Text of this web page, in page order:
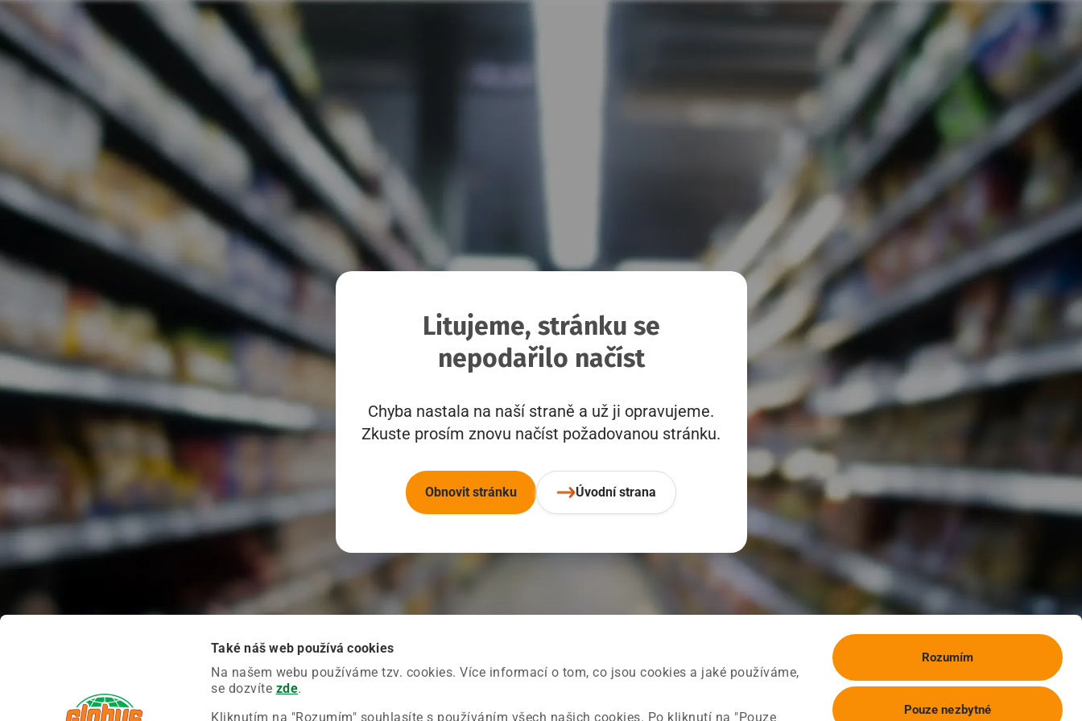
Také náš web používá cookies
Na našem webu používáme tzv. cookies. Více informací o tom, co jsou cookies a jaké používáme,
se dozvíte zde.
Kliknutím na "Rozumím" souhlasíte s používáním všech našich cookies. Po kliknutí na "Pouze
Rozumím
Pouze nezbytné
Litujeme, stránku se
nepodařilo načíst
Chyba nastala na naší straně a už ji opravujeme.
Zkuste prosím znovu načíst požadovanou stránku.
Obnovit stránku Úvodní strana